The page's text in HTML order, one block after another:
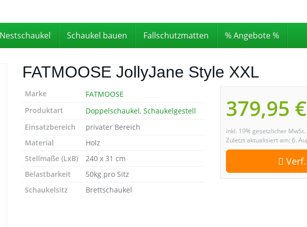
Nestschaukel Schaukel bauen Fallschutzmatten % Angebote %
FATMOOSE JollyJane Style XXL
379,95 €
inkl. 19% gesetzlicher MwSt.
Zuletzt aktualisiert am: 6.
Marke
FATMOOSE
Produktart
Doppelschaukel, Schaukelgestell
Einsatzbereich
privater Bereich
Material
Holz
Stellmaße (LxB)
240 x 31 cm
Belastbarkeit
50kg pro Sitz
Schaukelsitz
Brettschaukel